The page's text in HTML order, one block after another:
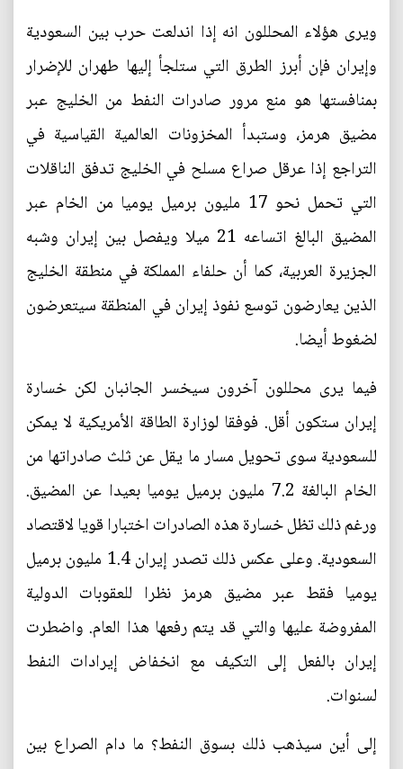
ويرى هؤلاء المحللون انه إذا اندلعت حرب بين السعودية
وإيران فإن أبرز الطرق التي ستلجأ إليها طهران للإضرار
بمنافستها هو منع مرور صادرات النفط من الخليج عبر
مضيق هرمز، وستبدأ المخزونات العالمية القياسية في
التراجع إذا عرقل صراع مسلح في الخليج تدفق الناقلات
التي تحمل نحو 17 مليون برميل يوميا من الخام عبر
المضيق البالغ اتساعه 21 ميلا ويفصل بين إيران وشبه
الجزيرة العربية، كما أن حلفاء المملكة في منطقة الخليج
الذين يعارضون توسع نفوذ إيران في المنطقة سيتعرضون
لضغوط أيضا.
فيما يرى محللون آخرون سيخسر الجانبان لكن خسارة
إيران ستكون أقل. فوفقا لوزارة الطاقة الأمريكية لا يمكن
للسعودية سوى تحويل مسار ما يقل عن ثلث صادراتها من
الخام البالغة 7.2 مليون برميل يوميا بعيدا عن المضيق.
ورغم ذلك تظل خسارة هذه الصادرات اختبارا قويا لاقتصاد
السعودية. وعلى عكس ذلك تصدر إيران 1.4 مليون برميل
يوميا فقط عبر مضيق هرمز نظرا للعقوبات الدولية
المفروضة عليها والتي قد يتم رفعها هذا العام. واضطرت
إيران بالفعل إلى التكيف مع انخفاض إيرادات النفط
لسنوات.
إلى أين سيذهب ذلك بسوق النفط؟ ما دام الصراع بين